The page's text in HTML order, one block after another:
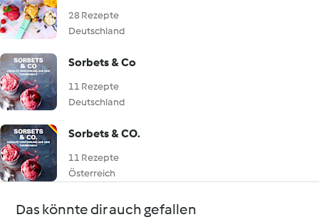
28 Rezepte
Deutschland
Sorbets & Co
11 Rezepte
Deutschland
Sorbets & CO.
11 Rezepte
Österreich
Das könnte dir auch gefallen